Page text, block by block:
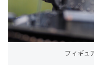
フィギュ